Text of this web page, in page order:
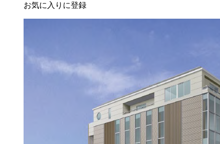
お気に入りに登録